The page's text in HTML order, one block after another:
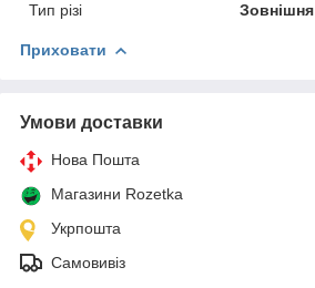
Тип різі
Зовнішня
Приховати
Умови доставки
Нова Пошта
Магазини Rozetka
Укрпошта
Самовивіз